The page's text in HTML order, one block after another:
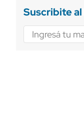
Suscribite